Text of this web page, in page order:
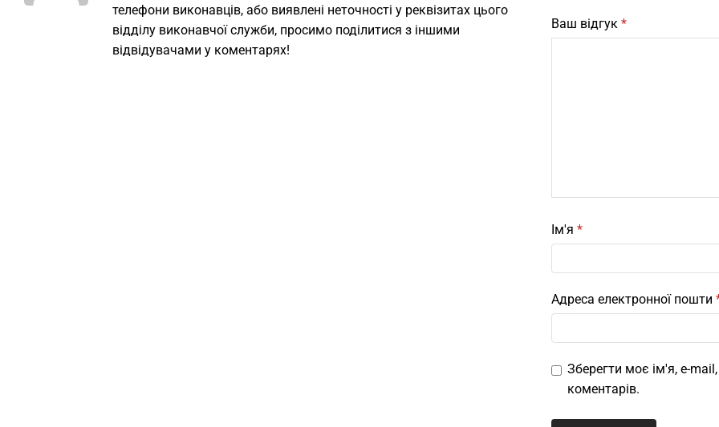
телефони виконавців, або виявлені неточності у реквізитах цього
відділу виконавчої служби, просимо поділитися з іншими
відвідувачами у коментарях!
Ваш відгук *
Ім'я *
Адреса електронної пошти
Зберегти моє ім'я, e-
коментарів.